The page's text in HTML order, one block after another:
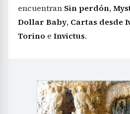
encuentran Sin perdón,
Dollar Baby, Cartas desde
Torino e Invictus.